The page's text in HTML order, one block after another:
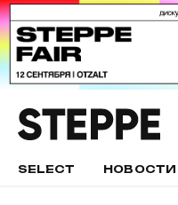
SELECT НОВОСТИ